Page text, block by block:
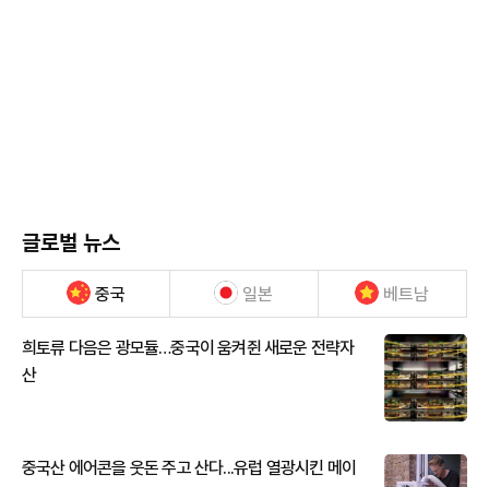
글로벌 뉴스
중국 일본 베트남
희토류 다음은 광모듈…중국이 움켜쥔 새로운 전략자
산
중국산 에어콘을 웃돈 주고 산다...유럽 열광시킨 메이